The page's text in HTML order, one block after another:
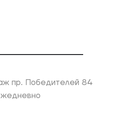
пр. Победителей 84